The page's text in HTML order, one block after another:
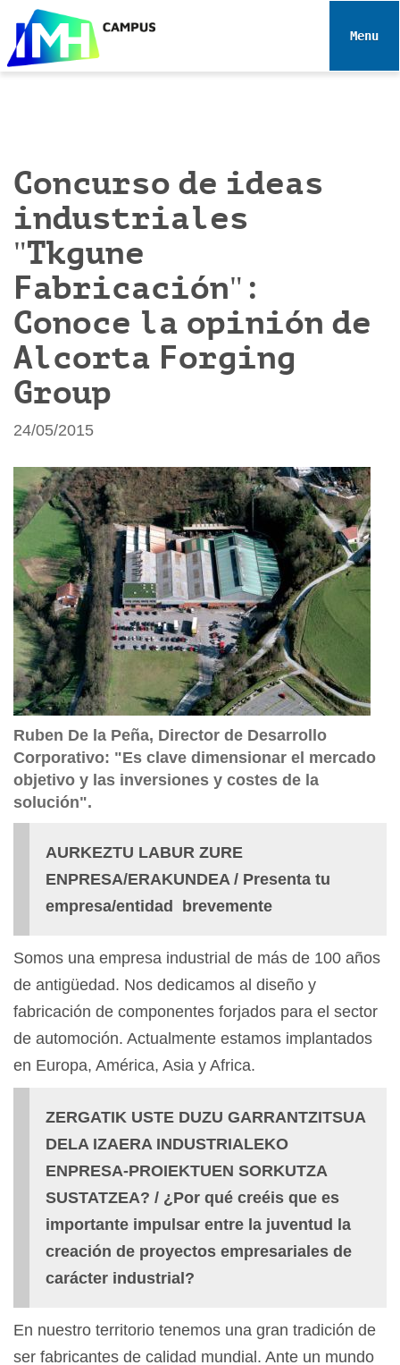
e
Toggle
Concurso de ideas
industriales
"Tkgune
Fabricación":
Conoce la opinión de
Alcorta Forging
Group
24/05/2015
Ruben De la Peña, Director de Desarrollo
Corporativo: "Es clave dimensionar el mercado
objetivo y las inversiones y costes de la
solución".
AURKEZTU LABUR ZURE
ENPRESA/ERAKUNDEA / Presenta tu
empresa/entidad brevemente
Somos una empresa industrial de más de 100 años
de antigüedad. Nos dedicamos al diseño y
fabricación de componentes forjados para el sector
de automoción. Actualmente estamos implantados
en Europa, América, Asia y Africa.
ZERGATIK USTE DUZU GARRANTZITSUA
DELA IZAERA INDUSTRIALEKO
ENPRESA-PROIEKTUEN SORKUTZA
SUSTATZEA? / ¿Por qué creéis que es
importante impulsar entre la juventud la
creación de proyectos empresariales de
carácter industrial?
En nuestro territorio tenemos una gran tradición de
ser fabricantes de calidad mundial. Ante un mundo